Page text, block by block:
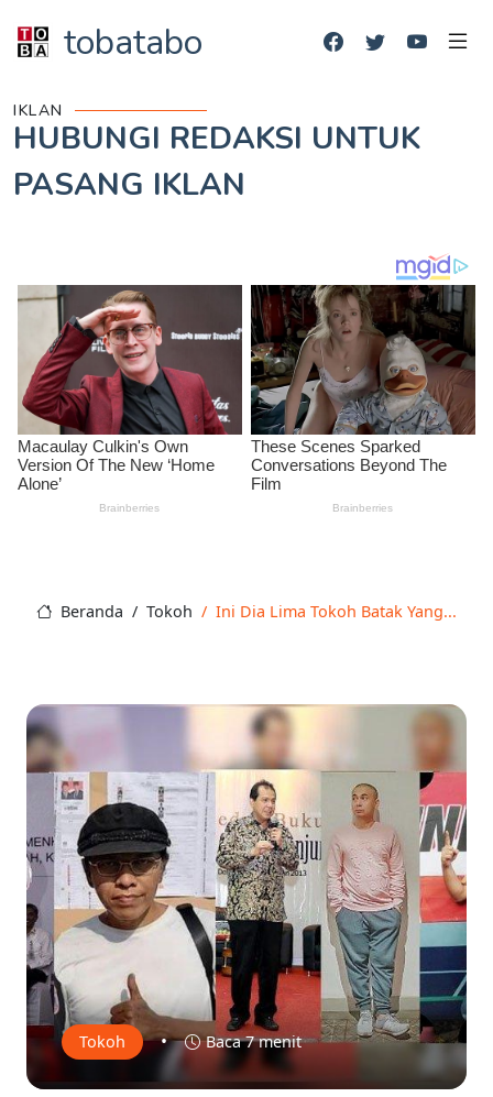
tobatabo
IKLAN
HUBUNGI REDAKSI UNTUK
PASANG IKLAN
Beranda Tokoh Ini Dia Lima Tokoh Batak Yang...
Tokoh • Baca 7 menit